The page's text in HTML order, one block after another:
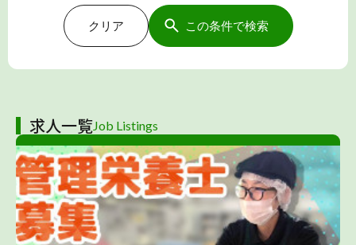
クリア この条件で検索
求人一覧Job Listings